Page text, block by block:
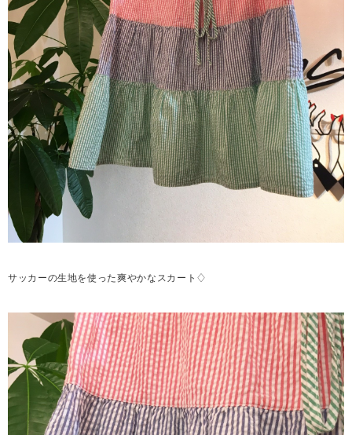
サッカーの生地を使った爽やかなスカート♢